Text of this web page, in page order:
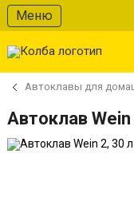
Меню
Автоклавы для
Автоклав